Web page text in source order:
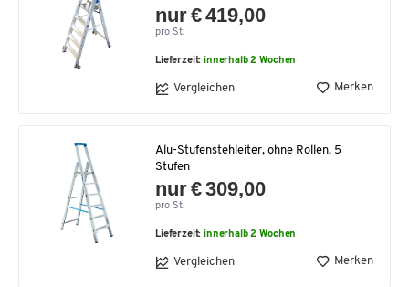
nur € 419,00
pro St.
Lieferzeit:innerhalb 2 Wochen
Vergleichen Merken
Alu-Stufenstehleiter, ohne Rollen, 5
Stufen
nur € 309,00
pro St.
Lieferzeit:innerhalb 2 Wochen
Vergleichen Merken